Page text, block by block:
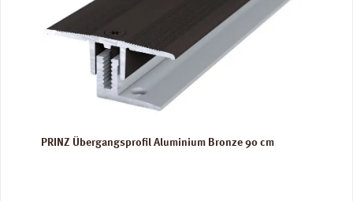
PRINZ Übergangsprofil Aluminium Bronze 90 cm